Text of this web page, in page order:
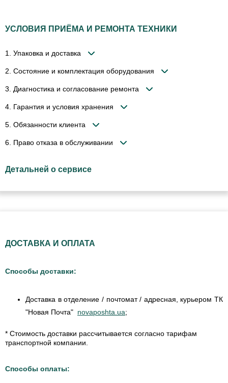
УСЛОВИЯ ПРИЁМА И РЕМОНТА ТЕХНИКИ
1. Упаковка и доставка
2. Состояние и комплектация оборудования
3. Диагностика и согласование ремонта
4. Гарантия и условия хранения
5. Обязанности клиента
6. Право отказа в обслуживании
Детальней о сервисе
ДОСТАВКА И ОПЛАТА
Способы доставки:
Доставка в отделение / почтомат / адресная, курьером ТК
"Новая Почта" novaposhta.ua;
* Стоимость доставки рассчитывается согласно тарифам
транспортной компании.
Способы оплаты: